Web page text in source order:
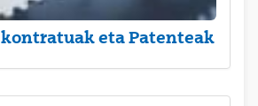
eta Patenteak